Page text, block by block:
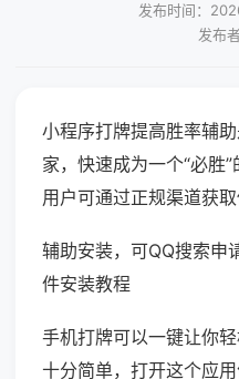
发布时间：
发布
小程序打牌提高胜率辅
家，快速成为一个“必胜
用户可通过正规渠道获取
辅助安装，可QQ搜索
件安装教程
手机打牌可以一键让你
十分简单，打开这个应